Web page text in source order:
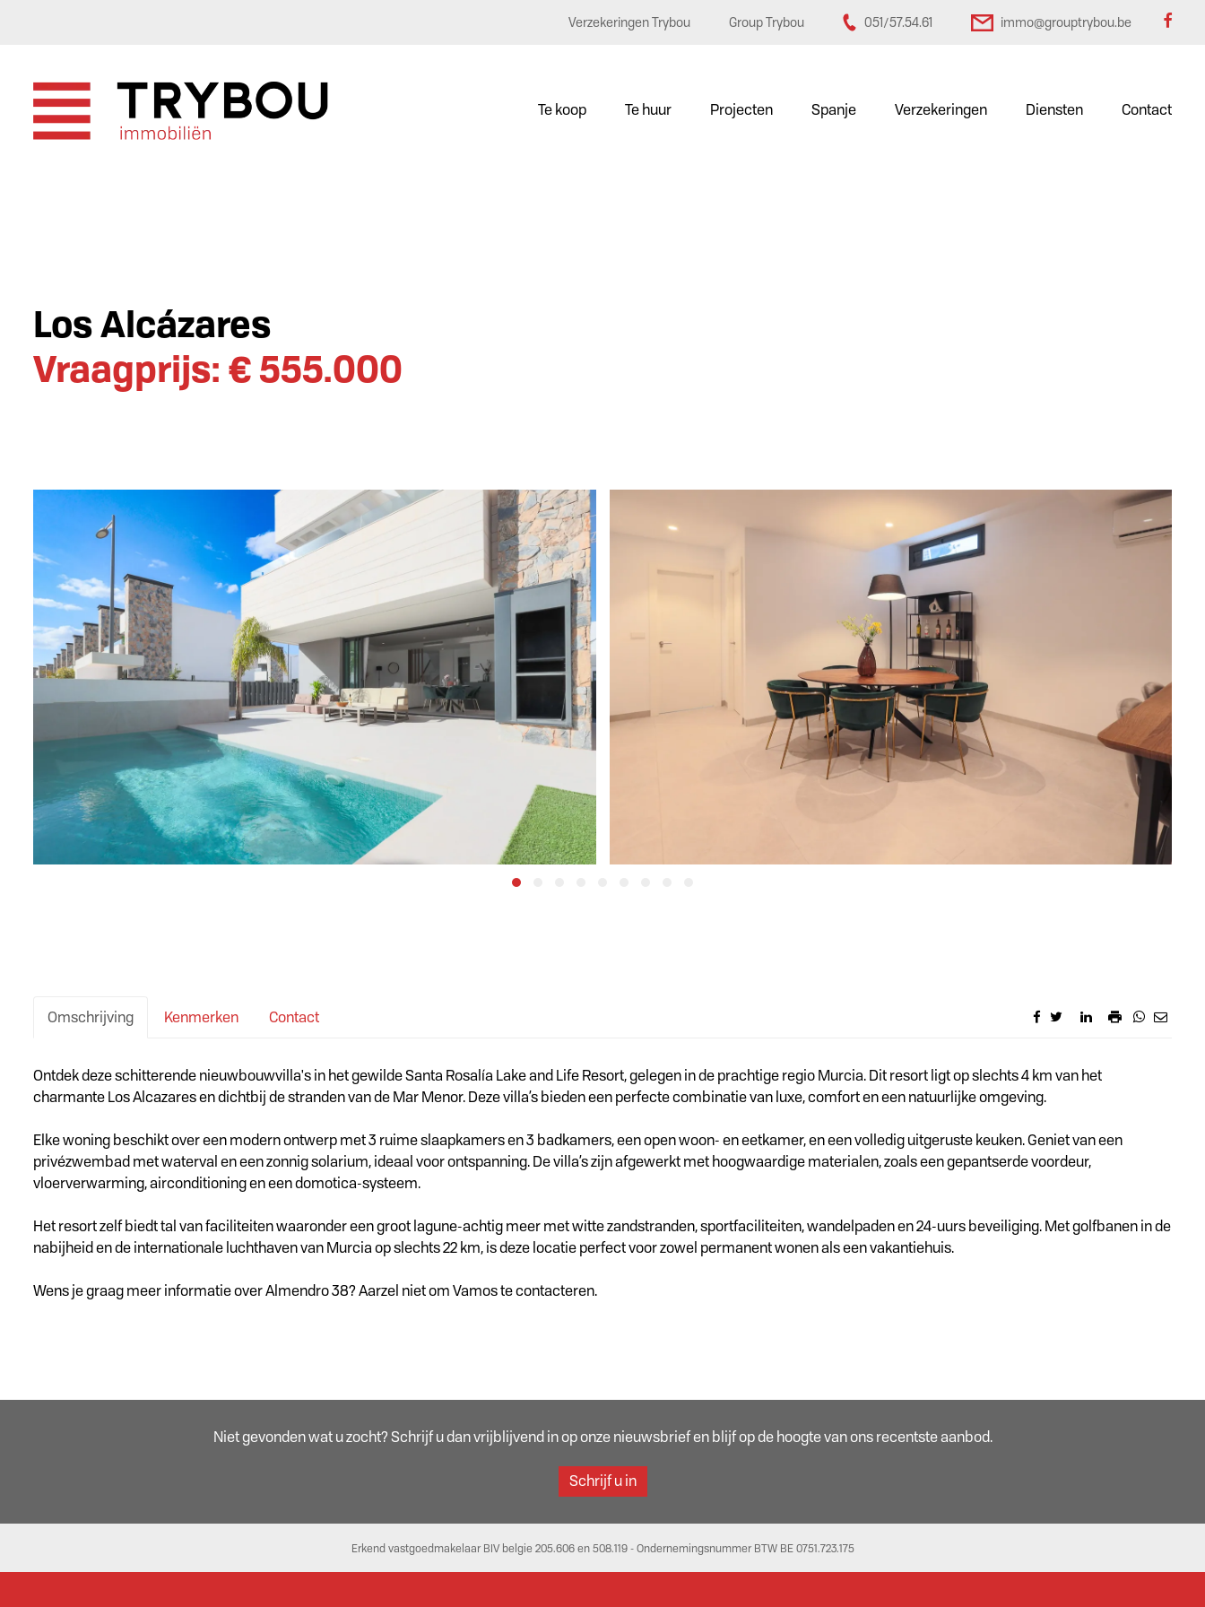
Verzekeringen Trybou Group Trybou 051/57.54.61 immo@grouptrybou.be
Te koop Te huur Projecten Spanje Verzekeringen Diensten Contact
Los Alcázares
Vraagprijs: € 555.000
Omschrijving Kenmerken Contact
Omschrijving
Ontdek deze schitterende nieuwbouwvilla's in het gewilde Santa Rosalía Lake and Life Resort, gelegen in de prachtige regio Murcia. Dit resort ligt op slechts 4 km van het
charmante Los Alcazares en dichtbij de stranden van de Mar Menor. Deze villa’s bieden een perfecte combinatie van luxe, comfort en een natuurlijke omgeving.
Elke woning beschikt over een modern ontwerp met 3 ruime slaapkamers en 3 badkamers, een open woon- en eetkamer, en een volledig uitgeruste keuken. Geniet van een
privézwembad met waterval en een zonnig solarium, ideaal voor ontspanning. De villa’s zijn afgewerkt met hoogwaardige materialen, zoals een gepantserde voordeur,
vloerverwarming, airconditioning en een domotica-systeem.
Het resort zelf biedt tal van faciliteiten waaronder een groot lagune-achtig meer met witte zandstranden, sportfaciliteiten, wandelpaden en 24-uurs beveiliging. Met golfbanen in de
nabijheid en de internationale luchthaven van Murcia op slechts 22 km, is deze locatie perfect voor zowel permanent wonen als een vakantiehuis.
Wens je graag meer informatie over Almendro 38? Aarzel niet om Vamos te contacteren.
Niet gevonden wat u zocht? Schrijf u dan vrijblijvend in op onze nieuwsbrief en blijf op de hoogte van ons recentste aanbod.
Schrijf u in
Erkend vastgoedmakelaar BIV belgie 205.606 en 508.119 - Ondernemingsnummer BTW BE 0751.723.175